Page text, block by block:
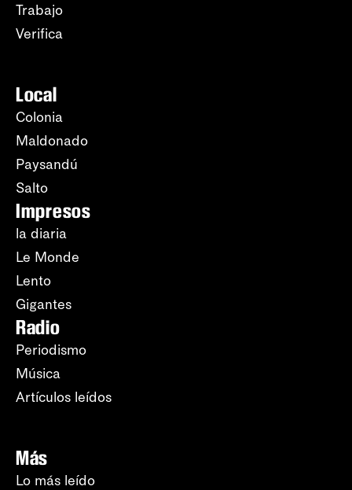
Trabajo
Verifica
Local
Colonia
Maldonado
Paysandú
Salto
Impresos
la diaria
Le Monde
Lento
Gigantes
Radio
Periodismo
Música
Artículos leídos
Más
Lo más leído